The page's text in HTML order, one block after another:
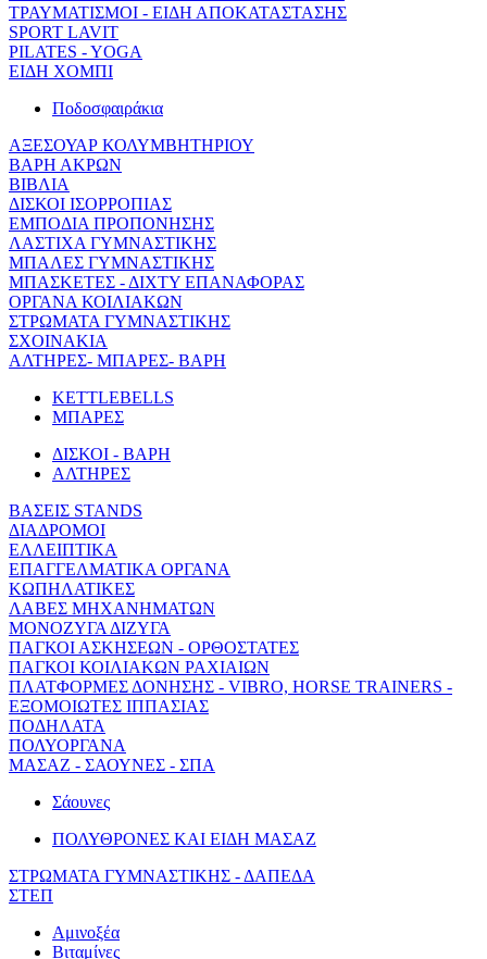
ΤΡΑΥΜΑΤΙΣΜΟΙ - ΕΙΔΗ ΑΠΟΚΑΤΑΣΤΑΣΗΣ
SPORT LAVIT
PILATES - YOGA
ΕΙΔΗ ΧΟΜΠΙ
Ποδοσφαιράκια
ΑΞΕΣΟΥΑΡ ΚΟΛΥΜΒΗΤΗΡΙΟΥ
ΒΑΡΗ ΑΚΡΩΝ
ΒΙΒΛΙΑ
ΔΙΣΚΟΙ ΙΣΟΡΡΟΠΙΑΣ
ΕΜΠΟΔΙΑ ΠΡΟΠΟΝΗΣΗΣ
ΛΑΣΤΙΧΑ ΓΥΜΝΑΣΤΙΚΗΣ
ΜΠΑΛΕΣ ΓΥΜΝΑΣΤΙΚΗΣ
ΜΠΑΣΚΕΤΕΣ - ΔΙΧΤΥ ΕΠΑΝΑΦΟΡΑΣ
ΟΡΓΑΝΑ ΚΟΙΛΙΑΚΩΝ
ΣΤΡΩΜΑΤΑ ΓΥΜΝΑΣΤΙΚΗΣ
ΣΧΟΙΝΑΚΙΑ
ΑΛΤΗΡΕΣ- ΜΠΑΡΕΣ- ΒΑΡΗ
KETTLEBELLS
ΜΠΑΡΕΣ
ΔΙΣΚΟΙ - ΒΑΡΗ
ΑΛΤΗΡΕΣ
ΒΑΣΕΙΣ STANDS
ΔΙΑΔΡΟΜΟΙ
ΕΛΛΕΙΠΤΙΚΑ
ΕΠΑΓΓΕΛΜΑΤΙΚΑ ΟΡΓΑΝΑ
ΚΩΠΗΛΑΤΙΚΕΣ
ΛΑΒΕΣ ΜΗΧΑΝΗΜΑΤΩΝ
ΜΟΝΟΖΥΓΑ ΔΙΖΥΓΑ
ΠΑΓΚΟΙ ΑΣΚΗΣΕΩΝ - ΟΡΘΟΣΤΑΤΕΣ
ΠΑΓΚΟΙ ΚΟΙΛΙΑΚΩΝ ΡΑΧΙΑΙΩΝ
ΠΛΑΤΦΟΡΜΕΣ ΔΟΝΗΣΗΣ - VIBRO, HORSE TRAINERS -
ΕΞΟΜΟΙΩΤΕΣ ΙΠΠΑΣΙΑΣ
ΠΟΔΗΛΑΤΑ
ΠΟΛΥΟΡΓΑΝΑ
ΜΑΣΑΖ - ΣΑΟΥΝΕΣ - ΣΠΑ
Σάουνες
ΠΟΛΥΘΡΟΝΕΣ ΚΑΙ ΕΙΔΗ ΜΑΣΑΖ
ΣΤΡΩΜΑΤΑ ΓΥΜΝΑΣΤΙΚΗΣ - ΔΑΠΕΔΑ
ΣΤΕΠ
Αμινοξέα
Βιταμίνες